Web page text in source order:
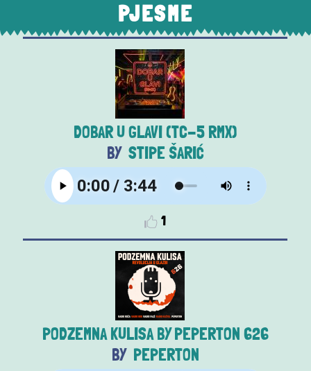
PJESME
DOBAR U GLAVI (TC-5 RMX)
STIPE ŠARIĆ
1
PODZEMNA KULISA BY PEPERTON 626
PEPERTON